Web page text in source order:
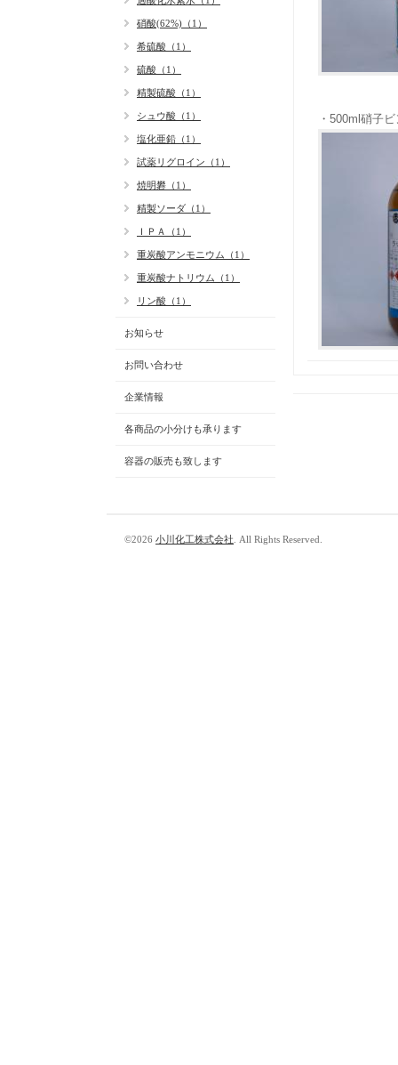
・500ml 硝子ビ
硝酸(62%)（1）
希硫酸（1）
硫酸（1）
精製硫酸（1）
シュウ酸（1）
塩化亜鉛（1）
試薬リグロイン（1）
焼明礬（1）
精製ソーダ（1）
ＩＰＡ（1）
重炭酸アンモニウム（1）
重炭酸ナトリウム（1）
リン酸（1）
お知らせ
お問い合わせ
企業情報
各商品の小分けも承ります
容器の販売も致します
©2026 小川化工株式会社 . All Rights Reserved.